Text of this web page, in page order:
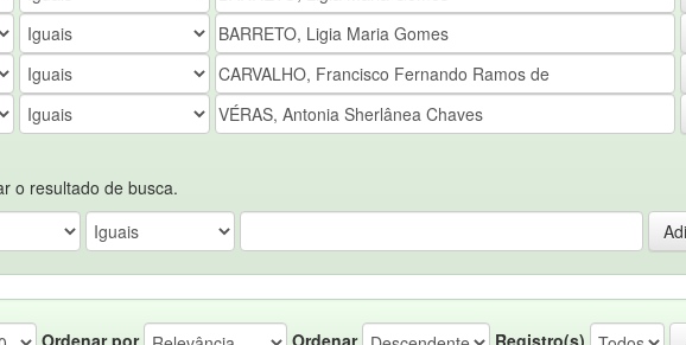
o resultado de busca.
Ordenar por Ordenar Registro(s)